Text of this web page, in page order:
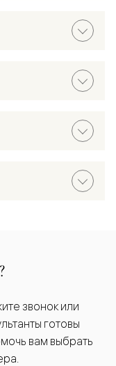
звонок или
готовы
вам выбрать